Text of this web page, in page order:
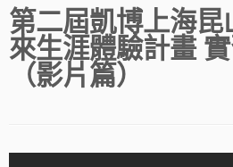
to
content
第二屆凱博上海
來生涯體驗計畫
（影片篇）